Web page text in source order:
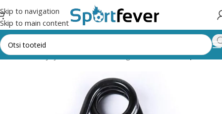
Skip to navigation
Skip to main content
ja jõusaal Muud treeningvahendid Käeekspandrid